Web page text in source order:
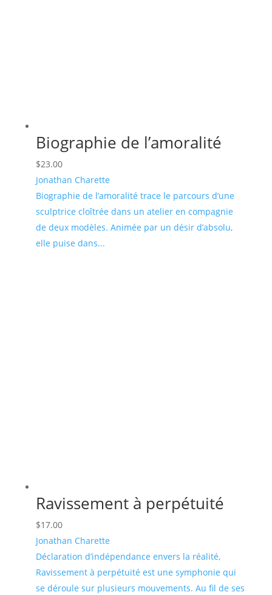
Biographie de l’amoralité
$23.00
Jonathan Charette
Biographie de l’amoralité trace le parcours d’une
sculptrice cloîtrée dans un atelier en compagnie
de deux modèles. Animée par un désir d’absolu,
elle puise dans...
Ravissement à perpétuité
$17.00
Jonathan Charette
Déclaration d’indépendance envers la réalité,
Ravissement à perpétuité est une symphonie qui
se déroule sur plusieurs mouvements. Au fil de ses